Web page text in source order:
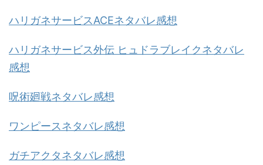
ハリガネサービスACEネタバレ感想
ハリガネサービス外伝 ヒュドラブレイクネタバレ
感想
呪術廻戦ネタバレ感想
ワンピースネタバレ感想
ガチアクタネタバレ感想